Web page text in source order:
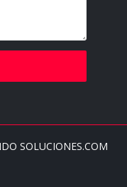
SOLUCIONES.COM